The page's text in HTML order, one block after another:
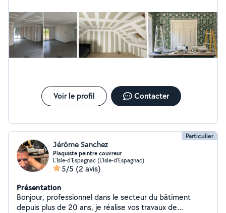
Voir le profil Contacter
Particulier
Jérôme Sanchez
Plaquiste peintre couvreur
L'Isle-d'Espagnac (L'Isle-d'Espagnac)
5/5 (2 avis)
Présentation
Bonjour, professionnel dans le secteur du bâtiment
depuis plus de 20 ans, je réalise vos travaux de